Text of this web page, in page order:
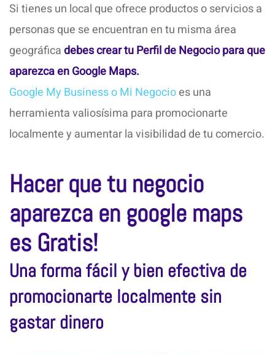
Si tienes un local que ofrece productos o servicios a
personas que se encuentran en tu misma área
geográficadebes crear tu Perfil de Negocio para que
aparezca en Google Maps.
Google My Business o Mi Negocioes una
herramienta valiosísima para promocionarte
localmente y aumentar la visibilidad de tu comercio.
Hacer que tu negocio
aparezca en google maps
es Gratis!
Una forma fácil y bien efectiva de
promocionarte localmente sin
gastar dinero